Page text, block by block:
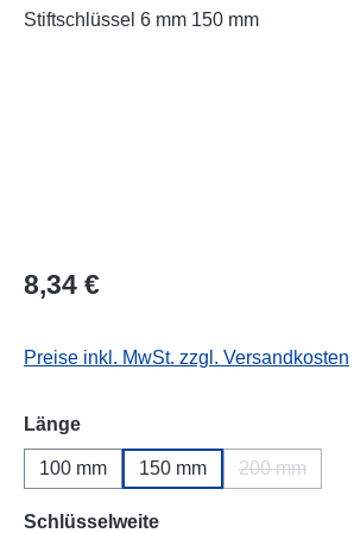
Regulärer Preis:
8,34 €
Preise inkl. MwSt. zzgl. Versandkosten
Längeauswählen
100 mm 150 mm 200 mm
Schlüsselweiteauswählen